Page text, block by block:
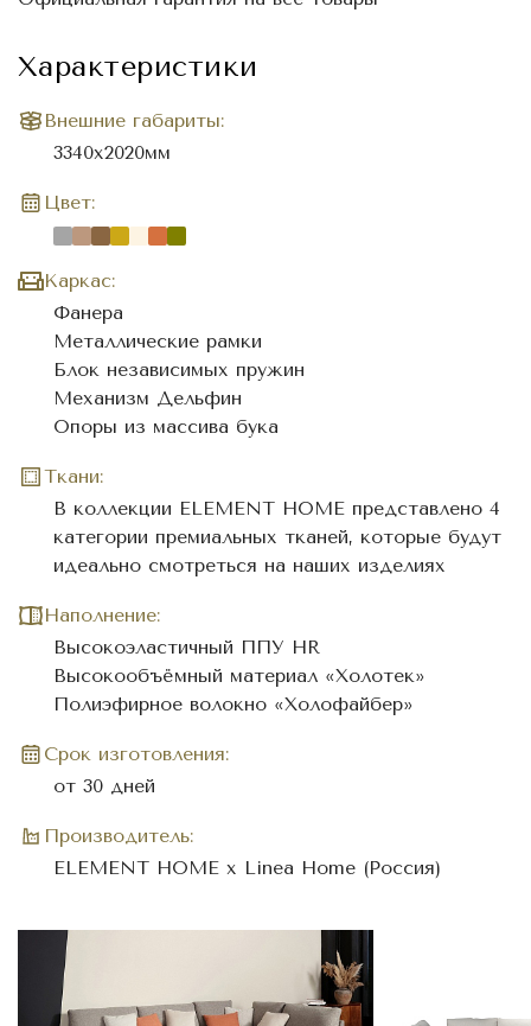
Характеристики
Внешние габариты:
3340х2020мм
Цвет:
Каркас:
Фанера
Металлические рамки
Блок независимых пружин
Механизм Дельфин
Опоры из массива бука
Ткани:
В коллекции ELEMENT HOME представлено 4
категории премиальных тканей, которые будут
идеально смотреться на наших изделиях
Наполнение:
Высокоэластичный ППУ HR
Высокообъёмный материал «Холотек»
Полиэфирное волокно «Холофайбер»
Cрок изготовления:
от 30 дней
Производитель:
ELEMENT HOME x Linea Home (Россия)